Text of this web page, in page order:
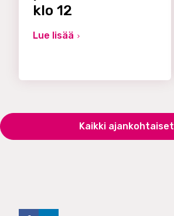
klo 12
Lue lisää
Kaikki ajankohtaiset